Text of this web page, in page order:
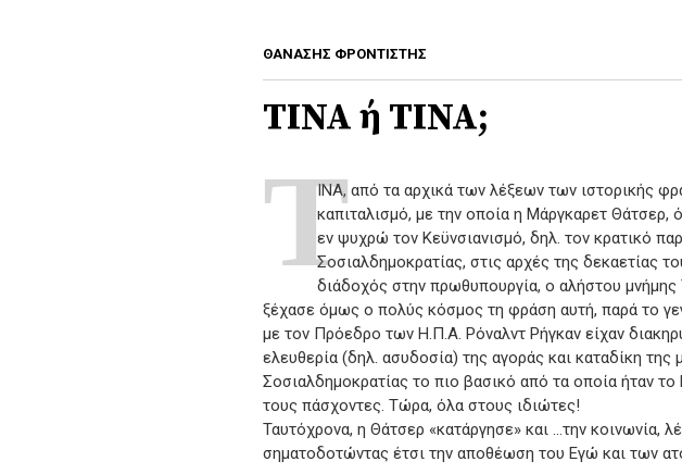
ΘΑΝΑΣΗΣ ΦΡΟΝΤΙΣΤΗΣ
ΤΙΝΑ ή ΤΙΝΑ;
ΤΙΝΑ, από τα αρχικά των λέξεων των ιστορικής
καπιταλισμό, με την οποία η Μάργκαρετ
εν ψυχρώ τον Κεϋνσιανισμό, δηλ. τον κρατικό
Σοσιαλδημοκρατίας, στις αρχές της δεκαετίας
διάδοχός στην πρωθυπουργία, ο αλήστου
ξέχασε όμως ο πολύς κόσμος τη φράση αυτή, παρά το
με τον Πρόεδρο των Η.Π.Α. Ρόναλντ Ρήγκαν είχαν
ελευθερία (δηλ. ασυδοσία) της αγοράς και καταδίκη
Σοσιαλδημοκρατίας το πιο βασικό από τα οποία ήταν
τους πάσχοντες. Τώρα, όλα στους ιδιώτες!
Ταυτόχρονα, η Θάτσερ «κατάργησε» και …την κοινωνία,
σηματοδοτώντας έτσι την αποθέωση του Εγώ και των